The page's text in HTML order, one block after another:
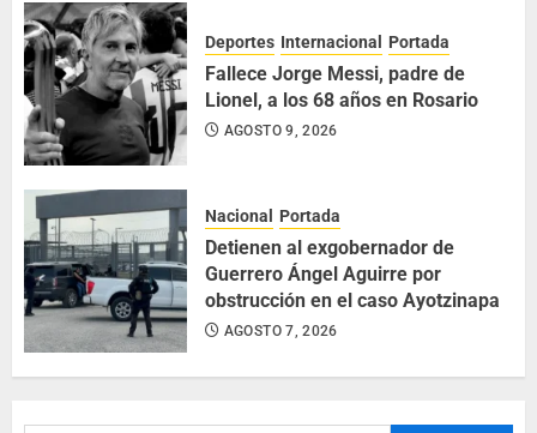
Deportes Internacional Portada
Fallece Jorge Messi, padre de
Lionel, a los 68 años en Rosario
AGOSTO 9, 2026
Nacional Portada
Detienen al exgobernador de
Guerrero Ángel Aguirre por
obstrucción en el caso Ayotzinapa
AGOSTO 7, 2026